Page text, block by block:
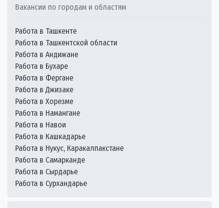
Вакансии по городам и областям
Работа в Ташкенте
Работа в Ташкентской области
Работа в Андижане
Работа в Бухаре
Работа в Фергане
Работа в Джизаке
Работа в Хорезме
Работа в Намангане
Работа в Навои
Работа в Кашкадарье
Работа в Нукус, Каракалпакстане
Работа в Самарканде
Работа в Сырдарье
Работа в Сурхандарье